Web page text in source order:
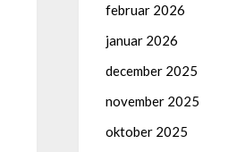
februar 2026
januar 2026
december 2025
november 2025
oktober 2025